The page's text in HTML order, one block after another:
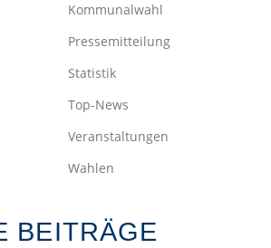
Kommunalwahl
Pressemitteilung
Statistik
Top-News
Veranstaltungen
Wahlen
BEITRÄGE